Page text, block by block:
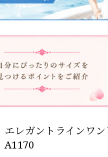
エレガントラインワン
A1170